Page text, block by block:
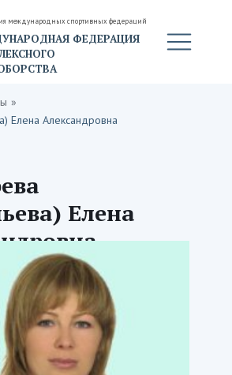
ФЕДЕРАЦИЯ
международных спортивных федераций
»
Елена Александровна
Елена